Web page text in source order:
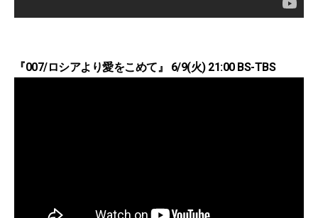
『007/ロシアより愛をこめて』 6/9(火) 21:00 BS-TBS